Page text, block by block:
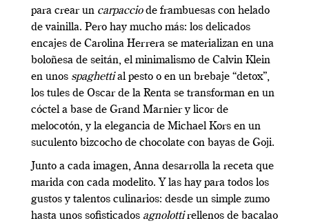
para crear un carpacciode frambuesas con helado
de vainilla. Pero hay mucho más: los delicados
encajes de Carolina Herrera se materializan en una
boloñesa de seitán, el minimalismo de Calvin Klein
en unos spaghettial pesto o en un brebaje “detox”,
los tules de Oscar de la Renta se transforman en un
cóctel a base de Grand Marnier y licor de
melocotón, y la elegancia de Michael Kors en un
suculento bizcocho de chocolate con bayas de Goji.
Junto a cada imagen, Anna desarrolla la receta que
marida con cada modelito. Y las hay para todos los
gustos y talentos culinarios: desde un simple zumo
hasta unos sofisticados agnolottirellenos de bacalao